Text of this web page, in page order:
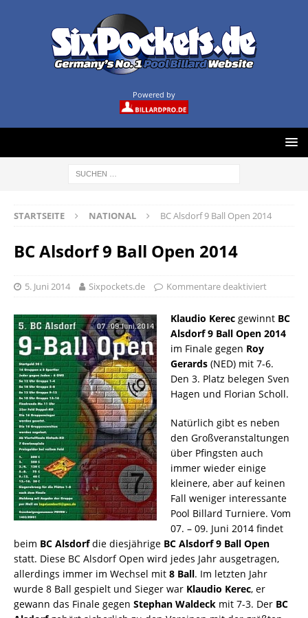
Powered by
STARTSEITE NATIONAL BC Alsdorf 9 Ball Open 2014
BC Alsdorf 9 Ball Open 2014
5. Juni 2014 Sixpockets.de Kommentare deaktiviert
Klaudio Kerec gewinnt BC
Alsdorf 9 Ball Open 2014
im Finale gegen Roy
Gerards (NED) mit 7-6.
Den 3. Platz belegen Sven
Hagen und Florian Scholl.
Natürlich gibt es neben
den Großveranstaltungen
über Pfingsten auch
immer wieder einige
kleinere, aber auf keinen
Fall weniger interessante
Pool Billard Turniere. Vom
07. – 09. Juni 2014 findet
beim BC Alsdorfdie diesjährige BC Alsdorf 9 Ball Open
statt. Diese BC Alsdorf Open wird jedes Jahr ausgetragen,
allerdings immer im Wechsel mit 8 Ball. Im letzten Jahr
wurde 8 Ball gespielt und Sieger war Klaudio Kerec, er
gewann das Finale gegen Stephan Waldeck mit 7-3. Der BC